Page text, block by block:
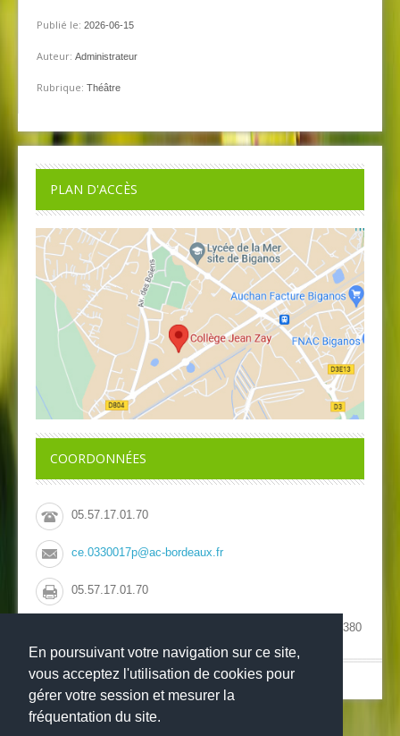
En poursuivant votre navigation sur ce site,
vous acceptez l'utilisation de cookies pour
gérer votre session et mesurer la
fréquentation du site.
Publié le: 2026-06-15
Auteur: Administrateur
Rubrique: Théâtre
PLAN D'ACCÈS
COORDONNÉES
05.57.17.01.70
ce.0330017p@ac-bordeaux.fr
05.57.17.01.70
Collège Jean Zay, 41 avenue de la Côte d'Argent, 33380
© Copyright 2022 Collège Jean Zay-Mentions légales-Websco